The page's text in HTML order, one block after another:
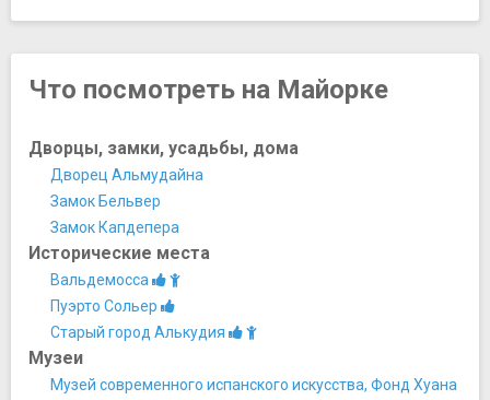
Что посмотреть на Майорке
Дворцы, замки, усадьбы, дома
Дворец Альмудайна
Замок Бельвер
Замок Капдепера
Исторические места
Вальдемосса
Пуэрто Сольер
Старый город Алькудия
Музеи
Музей современного испанского искусства, Фонд Хуана